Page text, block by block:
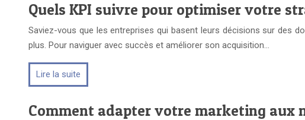
Quels KPI suivre pour optimiser votre
Saviez-vous que les entreprises qui basent leurs décisions sur des
plus. Pour naviguer avec succès et améliorer son acquisition…
Lire la suite
Comment adapter votre marketing aux